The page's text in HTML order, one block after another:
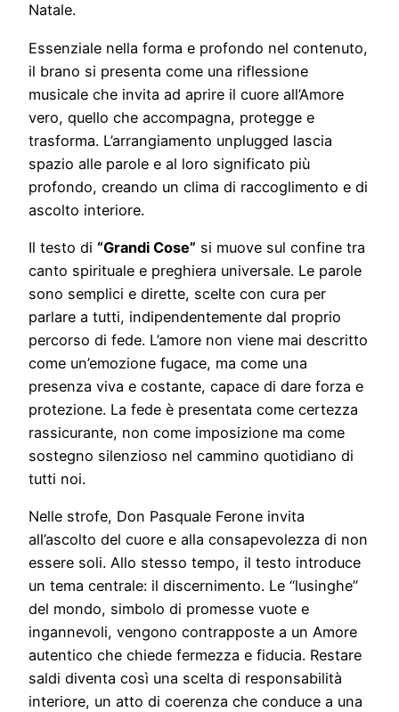
Natale.
Essenziale nella forma e profondo nel contenuto,
il brano si presenta come una riflessione
musicale che invita ad aprire il cuore all’Amore
vero, quello che accompagna, protegge e
trasforma. L’arrangiamento unplugged lascia
spazio alle parole e al loro significato più
profondo, creando un clima di raccoglimento e di
ascolto interiore.
Il testo di “Grandi Cose” si muove sul confine tra
canto spirituale e preghiera universale. Le parole
sono semplici e dirette, scelte con cura per
parlare a tutti, indipendentemente dal proprio
percorso di fede. L’amore non viene mai descritto
come un’emozione fugace, ma come una
presenza viva e costante, capace di dare forza e
protezione. La fede è presentata come certezza
rassicurante, non come imposizione ma come
sostegno silenzioso nel cammino quotidiano di
tutti noi.
Nelle strofe, Don Pasquale Ferone invita
all’ascolto del cuore e alla consapevolezza di non
essere soli. Allo stesso tempo, il testo introduce
un tema centrale: il discernimento. Le “lusinghe”
del mondo, simbolo di promesse vuote e
ingannevoli, vengono contrapposte a un Amore
autentico che chiede fermezza e fiducia. Restare
saldi diventa così una scelta di responsabilità
interiore, un atto di coerenza che conduce a una